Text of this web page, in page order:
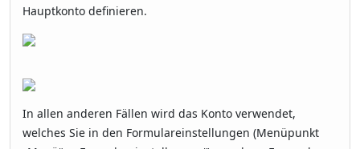
Hauptkonto definieren.
In allen anderen Fällen wird das Konto verwendet,
welches Sie in den Formulareinstellungen (Menüpunkt